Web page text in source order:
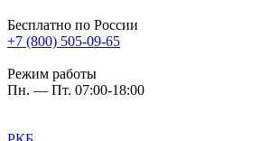
Бесплатно по России
+7 (800) 505-09-65
Режим работы
Пн. — Пт. 07:00-18:00